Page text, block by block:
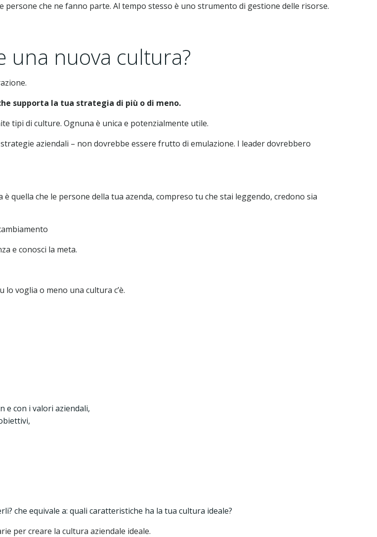
che ne fanno parte. Al tempo stesso è uno strumento di gestione delle risorse.
una nuova cultura?
supporta la tua strategia di più o di meno.
tipi di culture. Ognuna è unica e potenzialmente utile.
aziendali – non dovrebbe essere frutto di emulazione. I leader dovrebbero
è quella che le persone della tua azenda, compreso tu che stai leggendo, credono sia
e conosci la meta.
voglia o meno una cultura c’è.
e con i valori aziendali,
che equivale a: quali caratteristiche ha la tua cultura ideale?
per creare la cultura aziendale ideale.